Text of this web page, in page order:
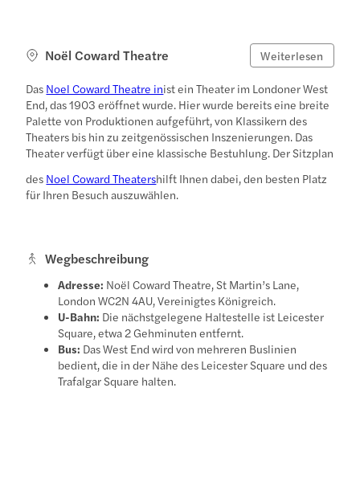
Noël Coward Theatre Weiterlesen
Das Noel Coward Theatre inist ein Theater im Londoner West
End, das 1903 eröffnet wurde. Hier wurde bereits eine breite
Palette von Produktionen aufgeführt, von Klassikern des
Theaters bis hin zu zeitgenössischen Inszenierungen. Das
Theater verfügt über eine klassische Bestuhlung. Der Sitzplan
des Noel Coward Theatershilft Ihnen dabei, den besten Platz
für Ihren Besuch auszuwählen.
Wegbeschreibung
Adresse: Noël Coward Theatre, St Martin’s Lane,
London WC2N 4AU, Vereinigtes Königreich.
U-Bahn: Die nächstgelegene Haltestelle ist Leicester
Square, etwa 2 Gehminuten entfernt.
Bus: Das West End wird von mehreren Buslinien
bedient, die in der Nähe des Leicester Square und des
Trafalgar Square halten.